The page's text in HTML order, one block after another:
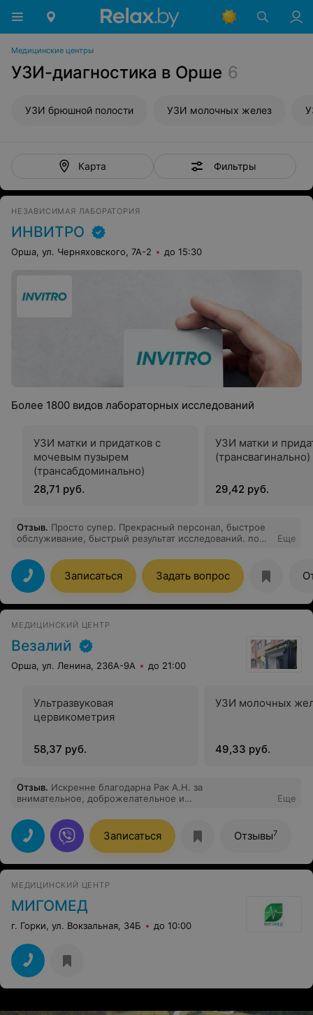
Медицинские центры
УЗИ-диагностика в Орше 6
УЗИ брюшной полости УЗИ молочных желез
Карта Фильтры
НЕЗАВИСИМАЯ ЛАБОРАТОРИЯ
ИНВИТРО
Орша, ул. Черняховского, 7А-2 до 15:30
Более 1800 видов лабораторных исследований
УЗИ матки и придатков с
мочевым пузырем
(трансабдоминально)
28,71 руб.
УЗИ матки и
(трансвагинально)
29,42 руб.
Отзыв. Просто супер. Прекрасный персонал, быстрое
обслуживание, быстрый результат исследований. по
результат. Я очень рада,что обратилась к Вам!
Еще
Записаться Задать вопрос
МЕДИЦИНСКИЙ ЦЕНТР
Везалий
Орша, ул. Ленина, 236А-9А до 21:00
Ультразвуковая
цервикометрия
58,37 руб.
УЗИ молочных
49,33 руб.
Отзыв. Искренне благодарна Рак А.Н. за
внимательное, доброжелательное и
медперсоналу репкого здоровья и благополучия.
Еще
Записаться Отзывы7
МЕДИЦИНСКИЙ ЦЕНТР
МИГОМЕД
г. Горки, ул. Вокзальная, 34Б до 10:00